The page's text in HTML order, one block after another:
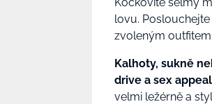
lovu.
zvoleným
Kalhoty, sukně
drive a sex appeal
velmi ležérně a